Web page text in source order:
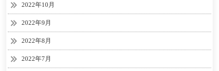
2022年10月
2022年9月
2022年8月
2022年7月